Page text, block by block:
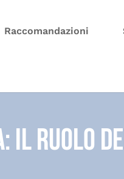
Raccomandazioni
il ruolo